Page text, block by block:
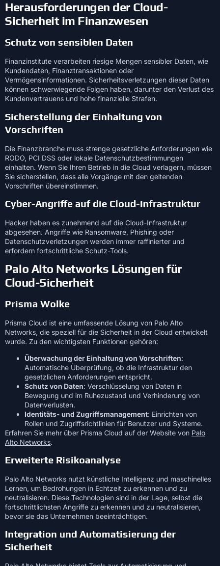
Herausforderungen der Cloud-
Sicherheit im Finanzwesen
Schutz von sensiblen Daten
Finanzinstitute verarbeiten riesige Mengen sensibler Daten, wie
Kundendaten, Finanztransaktionen oder
Vermögensinformationen. Sicherheitsverletzungen dieser Daten
können schwerwiegende Folgen haben, darunter den Verlust des
Kundenvertrauens und hohe finanzielle Strafen.
Sicherstellung der Einhaltung von
Vorschriften
Die Finanzbranche muss strenge gesetzliche Anforderungen wie
RODO, PCI DSS oder lokale Datenschutzbestimmungen
einhalten. Wenn Sie Ihren Betrieb in die Cloud verlagern, müssen
Sie sicherstellen, dass alle Vorgänge mit den geltenden
Vorschriften übereinstimmen.
Cyber-Angriffe auf die Cloud-Infrastruktur
Hacker haben es zunehmend auf die Cloud-Infrastruktur
abgesehen. Angriffe wie Ransomware, Phishing oder
Datenschutzverletzungen werden immer raffinierter und
erfordern fortschrittliche Schutz-Tools.
Palo Alto Networks Lösungen für
Cloud-Sicherheit
Prisma Wolke
Prisma Cloud ist eine umfassende Lösung von Palo Alto
Networks, die speziell für die Sicherheit in der Cloud entwickelt
wurde. Zu den wichtigsten Funktionen gehören:
Überwachung der Einhaltung von Vorschriften:
Automatische Überprüfung, ob die Infrastruktur den
gesetzlichen Anforderungen entspricht.
Schutz von Daten: Verschlüsselung von Daten in
Bewegung und im Ruhezustand und Verhinderung von
Datenverlusten.
Identitäts- und Zugriffsmanagement: Einrichten von
Rollen und Zugriffsrichtlinien für Benutzer und Systeme.
Erfahren Sie mehr über Prisma Cloud auf der Website von Palo
Alto Networks.
Erweiterte Risikoanalyse
Palo Alto Networks nutzt künstliche Intelligenz und maschinelles
Lernen, um Bedrohungen in Echtzeit zu erkennen und zu
neutralisieren. Diese Technologien sind in der Lage, selbst die
fortschrittlichsten Angriffe zu erkennen und zu neutralisieren,
bevor sie das Unternehmen beeinträchtigen.
Integration und Automatisierung der
Sicherheit